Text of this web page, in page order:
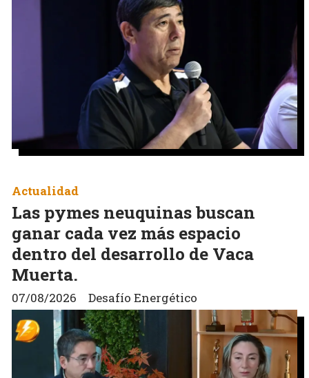
Las pymes neuquinas buscan
ganar cada vez más espacio
dentro del desarrollo de Vaca
Muerta.
Desafío Energético
Actualidad
07/08/2026